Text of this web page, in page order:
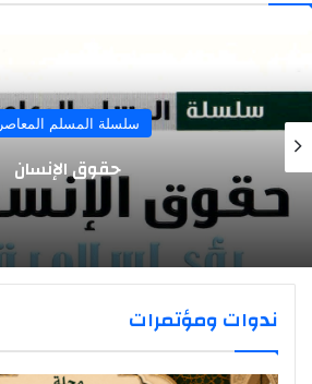
سلسلة المسلم المعاصر
حقوق الإنسان
ندوات ومؤتمرات